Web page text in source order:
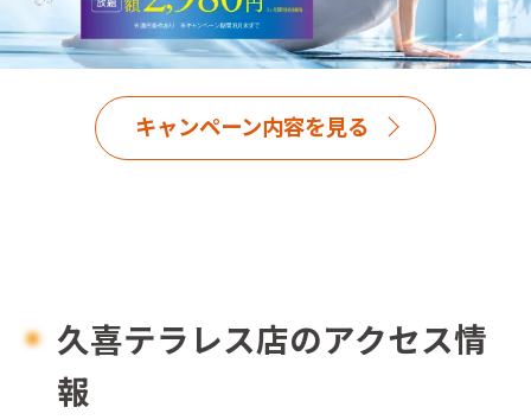
キャンペーン内容を見る
久喜テラレス店のアクセス情
報